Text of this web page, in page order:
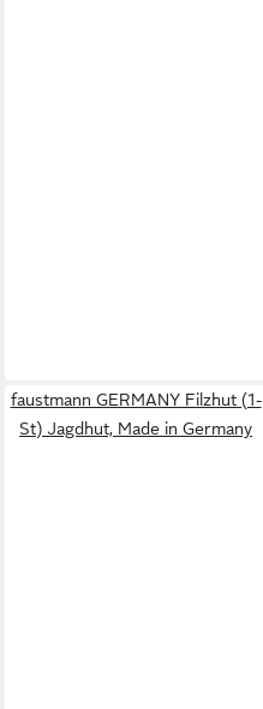
faustmann GERMANY Filzhut (1-
St) Jagdhut, Made in Germany